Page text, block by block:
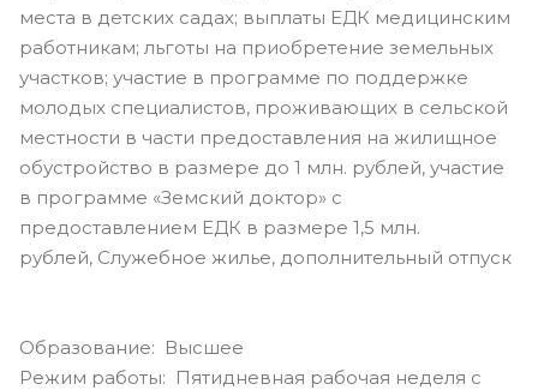
места в детских садах; выплаты ЕДК медицинским
работникам; льготы на приобретение земельных
участков; участие в программе по поддержке
молодых специалистов, проживающих в сельской
местности в части предоставления на жилищное
обустройство в размере до 1 млн. рублей, участие
в программе «Земский доктор» с
предоставлением ЕДК в размере 1,5 млн.
рублей, Служебное жилье, дополнительный отпуск
Образование: Высшее
Режим работы: Пятидневная рабочая неделя с